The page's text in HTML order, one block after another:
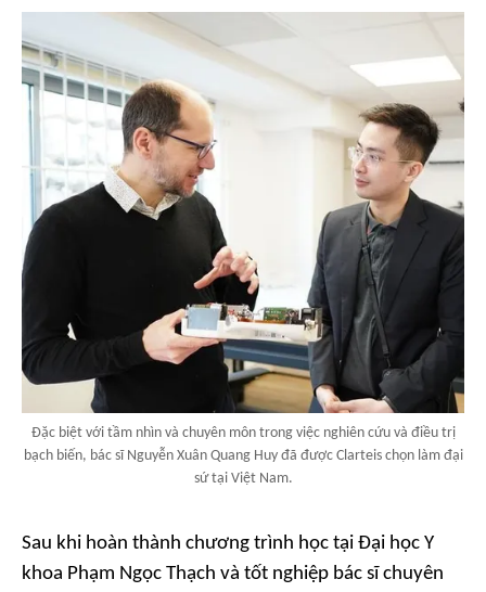
Đặc biệt với tầm nhìn và chuyên môn trong việc nghiên cứu và điều trị
bạch biến, bác sĩ Nguyễn Xuân Quang Huy đã được Clarteis chọn làm đại
sứ tại Việt Nam.
Sau khi hoàn thành chương trình học tại Đại học Y
khoa Phạm Ngọc Thạch và tốt nghiệp bác sĩ chuyên